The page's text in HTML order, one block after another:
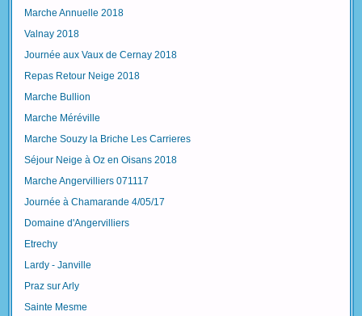
Marche Annuelle 2018
Valnay 2018
Journée aux Vaux de Cernay 2018
Repas Retour Neige 2018
Marche Bullion
Marche Méréville
Marche Souzy la Briche Les Carrieres
Séjour Neige à Oz en Oisans 2018
Marche Angervilliers 071117
Journée à Chamarande 4/05/17
Domaine d'Angervilliers
Etrechy
Lardy - Janville
Praz sur Arly
Sainte Mesme